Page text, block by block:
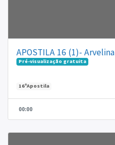
APOSTILA 16 (1)- Arvelina
Pré-visualização gratuita
16ºApostila
00:00